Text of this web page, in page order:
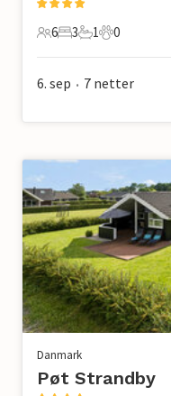
6 Gjester
6
3 Soverom
3
1 Bad
1
0 Kjæledyr
0
6. sep • 7 netter
Danmark
Pøt Strandby